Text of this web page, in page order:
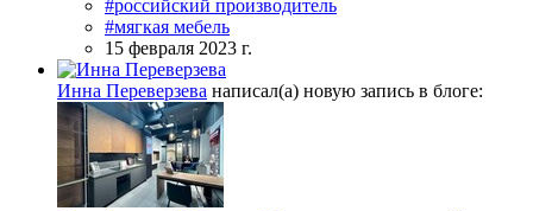
#российский производитель
#мягкая мебель
15 февраля 2023 г.
Инна Переверзева написал(а) новую запись в блоге: